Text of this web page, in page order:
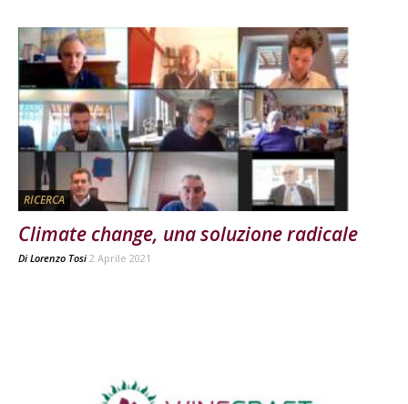
RICERCA
Climate change, una soluzione radicale
Di Lorenzo Tosi 2 Aprile 2021